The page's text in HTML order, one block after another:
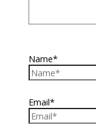
Name*
Email*